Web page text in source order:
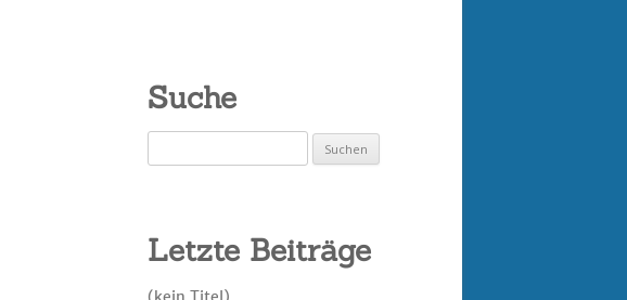
Suche
nach:
Letzte Beiträge